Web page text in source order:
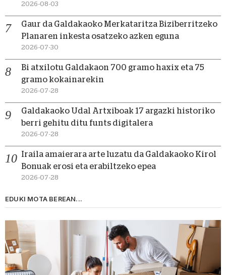
2026-08-03
Gaur da Galdakaoko Merkataritza Biziberritzeko
Planaren inkesta osatzeko azken eguna
2026-07-30
Bi atxilotu Galdakaon 700 gramo haxix eta 75
gramo kokainarekin
2026-07-28
Galdakaoko Udal Artxiboak 17 argazki historiko
berri gehitu ditu funts digitalera
2026-07-28
Iraila amaierara arte luzatu da Galdakaoko Kirol
Bonuak erosi eta erabiltzeko epea
2026-07-28
EDUKI MOTA BEREAN...